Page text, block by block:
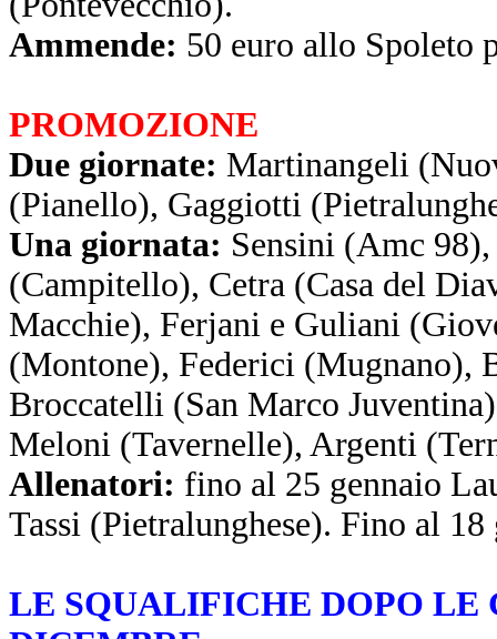
Ammende: 50 euro allo Spoleto
PROMOZIONE
Due giornate: Martinangeli
(Pianello), Gaggiotti
Una giornata: Sensini (Amc
(Campitello), Cetra (Casa del
Macchie), Ferjani e Guliani
(Montone), Federici (Mugnano),
Broccatelli (San Marco
Meloni (Tavernelle), Argenti
Allenatori: fino al 25 gennaio
Tassi (Pietralunghese). Fino al
LE SQUALIFICHE DOPO LE